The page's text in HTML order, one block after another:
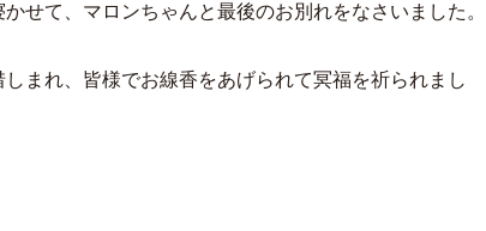
せて、マロンちゃんと最後のお別れをなさいました。
まれ、皆様でお線香をあげられて冥福を祈られまし